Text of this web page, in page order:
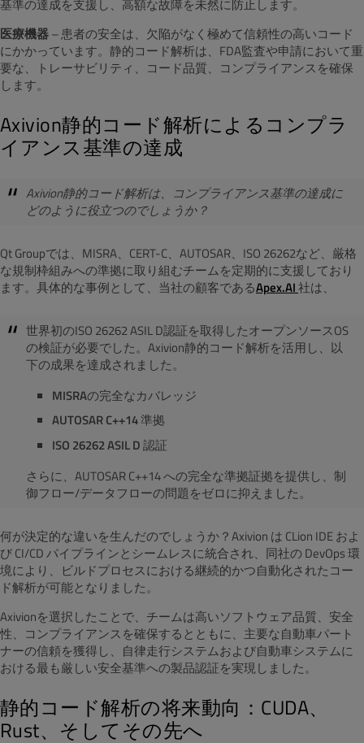
基準の達成を支援し、高額な故障を未然に防止します。
医療機器– 患者の安全は、欠陥がなく極めて信頼性の高いコード
にかかっています。静的コード解析は、FDA監査や申請において重
要な、トレーサビリティ、コード品質、コンプライアンスを確保
します。
Axivion静的コード解析によるコンプラ
イアンス基準の達成
Axivion静的コード解析は、コンプライアンス基準の達成に
どのように役立つのでしょうか？
Qt Groupでは、MISRA、CERT-C、AUTOSAR、ISO 26262など、厳格
な規制枠組みへの準拠に取り組むチームを定期的に支援しており
ます。具体的な事例として、当社の顧客であるApex.AI社は、
世界初のISO 26262 ASIL D認証を取得したオープンソースOS
の検証が必要でした。Axivion静的コード解析を活用し、以
下の成果を達成されました。
MISRAの完全なカバレッジ
AUTOSAR C++14準拠
ISO 26262 ASIL D認証
さらに、AUTOSAR C++14 への完全な準拠証拠を提供し、制
御フロー/データフローの問題をゼロに抑えました。
何が決定的な違いを生んだのでしょうか？Axivion は CLion IDE およ
び CI/CD パイプラインとシームレスに統合され、同社の DevOps 環
境により、ビルドプロセスにおける継続的かつ自動化されたコー
ド解析が可能となりました。
Axivionを選択したことで、チームは高いソフトウェア品質、安全
性、コンプライアンスを確保するとともに、主要な自動車パート
ナーの信頼を獲得し、自律走行システムおよび自動車システムに
おける最も厳しい安全基準への製品認証を実現しました。
静的コード解析の将来動向：CUDA、
Rust、そしてその先へ